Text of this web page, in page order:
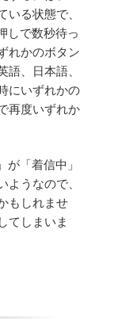
いる状態で、
しで数秒待っ
れかのボタン
語、日本語、
にいずれかの
再度いずれか
「着信中」
ようなので、
もしれませ
てしまいま